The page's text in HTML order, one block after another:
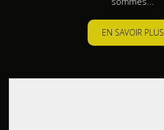
EN SAVOIR PLUS